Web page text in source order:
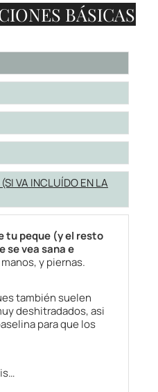
BÁSICAS
VA INCLUÍDO EN LA
tu peque (y el resto
se vea sana e
y piernas.
también suelen
deshitradados, asi
para que los